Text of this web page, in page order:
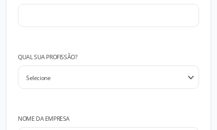
QUAL SUA PROFISSÃO?
NOME DA EMPRESA